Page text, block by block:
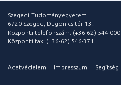
Szegedi Tudományegyetem
6720 Szeged, Dugonics tér 13.
Központi telefonszám: (+36-62) 544-000
Központi fax: (+36-62) 546-371
Adatvédelem Impresszum Segítség